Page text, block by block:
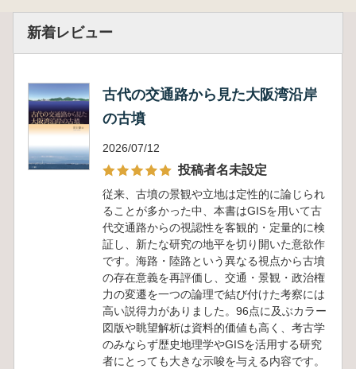
新着レビュー
古代の交通路から見た大阪湾沿岸
の古墳
2026/07/12
投稿者名未設定
従来、古墳の景観や立地は定性的に論じられ
ることが多かった中、本書はGISを用いて古
代交通路からの視認性を客観的・定量的に検
証し、新たな研究の地平を切り開いた意欲作
です。海路・陸路という異なる視点から古墳
の存在意義を再評価し、交通・景観・政治権
力の変遷を一つの論理で結び付けた考察には
高い説得力がありました。96点に及ぶカラー
図版や眺望解析は資料的価値も高く、考古学
のみならず歴史地理学やGISを活用する研究
者にとっても大きな示唆を与える内容です。